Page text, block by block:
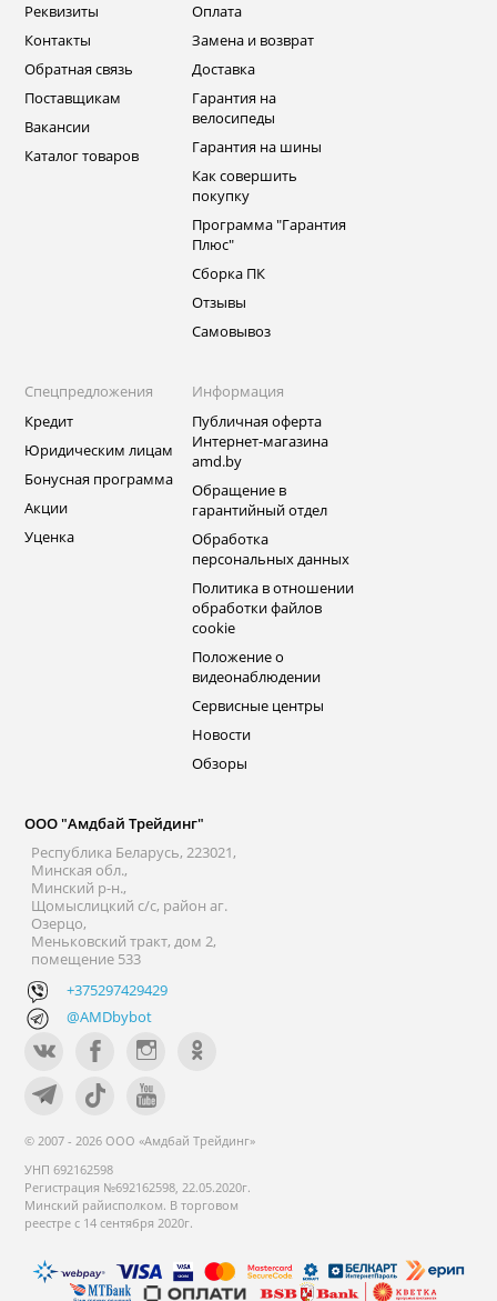
Реквизиты
Контакты
Обратная связь
Поставщикам
Вакансии
Каталог товаров
Оплата
Замена и возврат
Доставка
Гарантия на
велосипеды
Гарантия на шины
Как совершить
покупку
Программа "Гарантия
Плюс"
Сборка ПК
Отзывы
Самовывоз
Спецпредложения
Кредит
Юридическим лицам
Бонусная программа
Акции
Уценка
Информация
Публичная оферта
Интернет-магазина
amd.by
Обращение в
гарантийный отдел
Обработка
персональных данных
Политика в отношении
обработки файлов
cookie
Положение о
видеонаблюдении
Сервисные центры
Новости
Обзоры
ООО "Амдбай Трейдинг"
Республика Беларусь, 223021,
Минская обл.,
Минский р-н.,
Щомыслицкий с/с, район аг.
Озерцо,
Меньковский тракт, дом 2,
помещение 533
+375297429429
@AMDbybot
© 2007 - 2026 ООО «Амдбай Трейдинг»
УНП 692162598
Регистрация №692162598, 22.05.2020г.
Минский райисполком. В торговом
реестре с 14 сентября 2020г.